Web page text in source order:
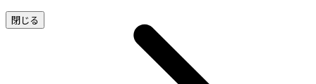
閉じる